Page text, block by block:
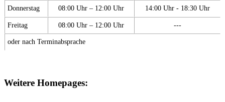
Donnerstag 08:00 Uhr – 12:00 Uhr 14:00 Uhr - 18:30 Uhr
Freitag 08:00 Uhr – 12:00 Uhr ---
oder nach Terminabsprache
Weitere Homepages: